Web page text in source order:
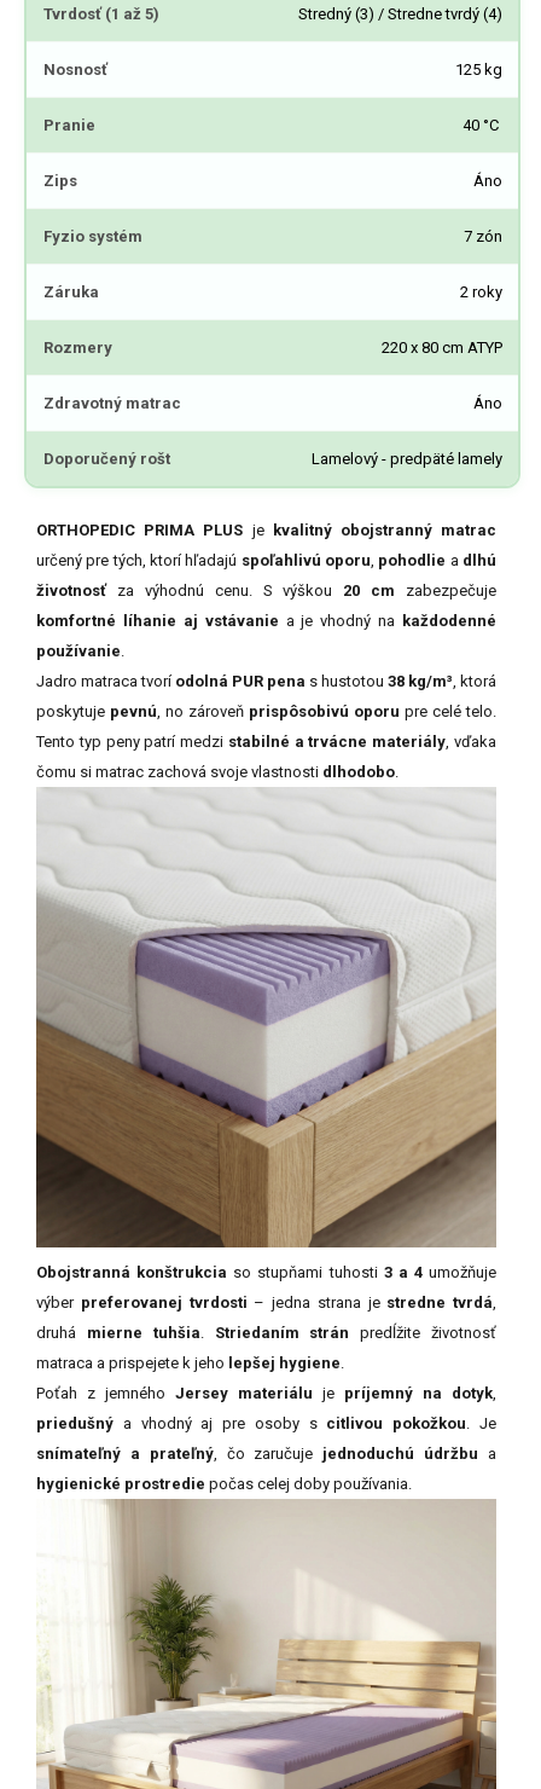
Tvrdosť (1 až 5) Stredný (3) / Stredne tvrdý (4)
Nosnosť 125 kg
Pranie 40 °C
Zips Áno
Fyzio systém 7 zón
Záruka 2 roky
Rozmery 220 x 80 cm ATYP
Zdravotný matrac Áno
Doporučený rošt Lamelový - predpäté lamely
ORTHOPEDIC PRIMA PLUS je kvalitný obojstranný matrac
určený pre tých, ktorí hľadajú spoľahlivú oporu pohodlie a dlhú
životnosťza výhodnú cenu. S výškou 20 cm zabezpečuje
komfortné líhanie aj vstávanie a je vhodný na každodenné
používanie
Jadro matraca tvorí odolná PUR pena s hustotou 38 kg/m³ , ktorá
poskytuje pevnú , no zároveň prispôsobivú oporu pre celé telo.
Tento typ peny patrí medzi stabilné a trvácne materiály , vďaka
čomu si matrac zachová svoje vlastnosti dlhodobo
Obojstranná konštrukcia so stupňami tuhosti 3 a 4umožňuje
výber preferovanej tvrdosti – jedna strana je stredne tvrdá
druhá mierne tuhšia Striedaním strán predĺžite životnosť
matraca a prispejete k jeho lepšej hygiene
Poťah z jemného Jersey materiálu je príjemný na dotyk
priedušný a vhodný aj pre osoby s citlivou pokožkou . Je
snímateľný a prateľný, čo zaručuje jednoduchú údržbu a
hygienické prostredie počas celej doby používania.